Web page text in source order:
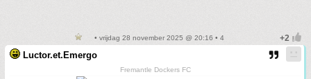
• vrijdag 28 november 2025 @ 20:16 • 4
Luctor.et.Emergo
Fremantle Dockers FC